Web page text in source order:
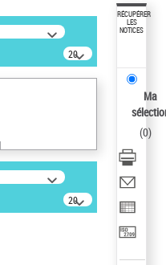
20
résultats/page
20
résultats/page
RÉCUPÉRER
LES
NOTICES
Ma
(0)